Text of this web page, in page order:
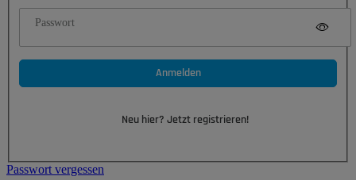
Passwort
Anmelden
Neu hier? Jetzt registrieren!
Passwort vergessen